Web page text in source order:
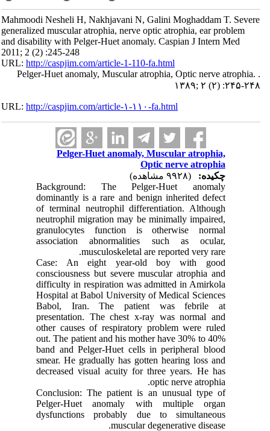
Mahmoodi Nesheli H, Nakhjavani N, Galini Moghaddam T. Severe
generalized muscular atrophia, nerve optic atrophia, ear problem
and disability with Pelger-Huet anomaly. Caspian J Intern Med
2011; 2 (2) :245-248
URL:http://caspjim.com/article-1-110-fa.html
Pelger-Huet anomaly, Muscular atrophia, Optic nerve atrophia. .
۱۳۸۹; ۲ (۲) :۲۴۵-۲۴۸
URL:http://caspjim.com/article-۱-۱۱۰-fa.html
Pelger-Huet anomaly, Muscular atrophia,
Optic nerve atrophia
چکیده:
Background: The Pelger-Huet anomaly
dominantly is a rare and benign inherited defect
of terminal neutrophil differentiation. Although
neutrophil migration may be minimally impaired,
granulocytes function is otherwise normal
association abnormalities such as ocular,
musculoskeletal are reported very rare.
Case: An eight year-old boy with good
consciousness but severe muscular atrophia and
difficulty in respiration was admitted in Amirkola
Hospital at Babol University of Medical Sciences
Babol, Iran. The patient was febrile at
presentation. The chest x-ray was normal and
other causes of respiratory problem were ruled
out. The patient and his mother have 30% to 40%
band and Pelger-Huet cells in peripheral blood
smear. He gradually has gotten hearing loss and
decreased visual acuity for three years. He has
optic nerve atrophia.
Conclusion: The patient is an unusual type of
Pelger-Huet anomaly with multiple organ
dysfunctions probably due to simultaneous
muscular degenerative disease.